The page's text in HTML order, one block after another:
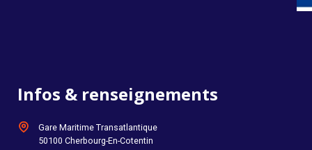
Infos & renseignements
Gare Maritime Transatlantique
50100 Cherbourg-En-Cotentin